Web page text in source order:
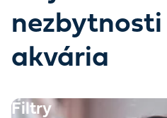
nezbytnosti
akvária
Filtry